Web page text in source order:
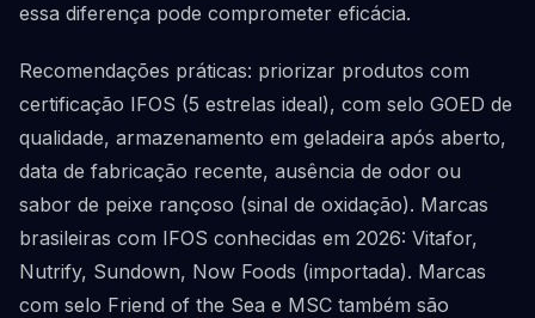
essa diferença pode comprometer eficácia.
Recomendações práticas: priorizar produtos com
certificação IFOS (5 estrelas ideal), com selo GOED de
qualidade, armazenamento em geladeira após aberto,
data de fabricação recente, ausência de odor ou
sabor de peixe rançoso (sinal de oxidação). Marcas
brasileiras com IFOS conhecidas em 2026: Vitafor,
Nutrify, Sundown, Now Foods (importada). Marcas
com selo Friend of the Sea e MSC também são